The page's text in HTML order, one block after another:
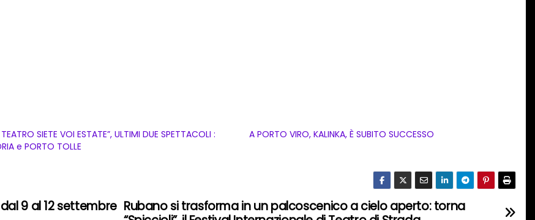
TEATRO SIETE VOI ESTATE”, ULTIMI DUE SPETTACOLI :
e PORTO TOLLE
A PORTO VIRO, KALINKA, È SUBITO SUCCESSO
Rubano si trasforma in un palcoscenico a cielo aperto: torna
9 al 12 settembre